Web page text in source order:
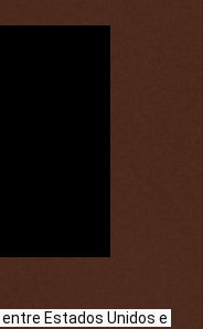
Estados Unidos e